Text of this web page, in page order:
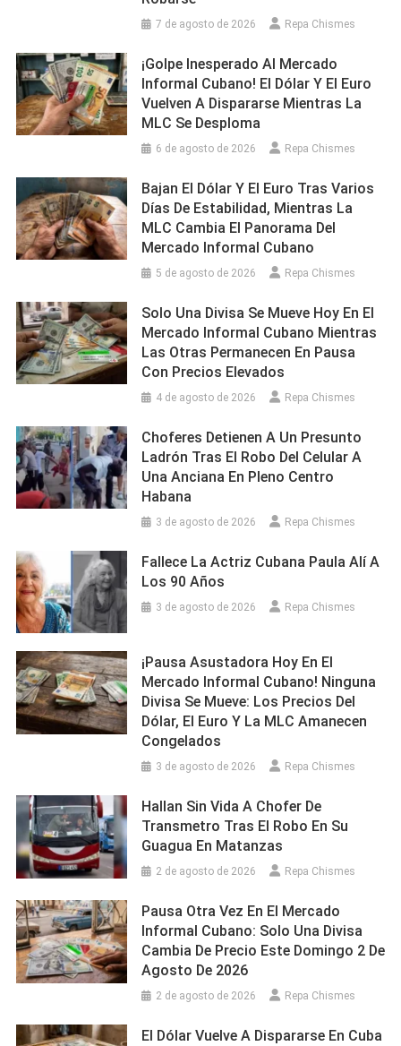
7 de agosto de 2026 Repa Chismes
¡Golpe Inesperado Al Mercado
Informal Cubano! El Dólar Y El Euro
Vuelven A Dispararse Mientras La
MLC Se Desploma
6 de agosto de 2026 Repa Chismes
Bajan El Dólar Y El Euro Tras Varios
Días De Estabilidad, Mientras La
MLC Cambia El Panorama Del
Mercado Informal Cubano
5 de agosto de 2026 Repa Chismes
Solo Una Divisa Se Mueve Hoy En El
Mercado Informal Cubano Mientras
Las Otras Permanecen En Pausa
Con Precios Elevados
4 de agosto de 2026 Repa Chismes
Choferes Detienen A Un Presunto
Ladrón Tras El Robo Del Celular A
Una Anciana En Pleno Centro
Habana
3 de agosto de 2026 Repa Chismes
Fallece La Actriz Cubana Paula Alí A
Los 90 Años
3 de agosto de 2026 Repa Chismes
¡Pausa Asustadora Hoy En El
Mercado Informal Cubano! Ninguna
Divisa Se Mueve: Los Precios Del
Dólar, El Euro Y La MLC Amanecen
Congelados
3 de agosto de 2026 Repa Chismes
Hallan Sin Vida A Chofer De
Transmetro Tras El Robo En Su
Guagua En Matanzas
2 de agosto de 2026 Repa Chismes
Pausa Otra Vez En El Mercado
Informal Cubano: Solo Una Divisa
Cambia De Precio Este Domingo 2 De
Agosto De 2026
2 de agosto de 2026 Repa Chismes
El Dólar Vuelve A Dispararse En Cuba